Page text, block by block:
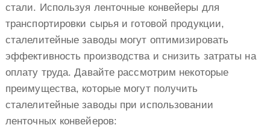
стали. Используя ленточные конвейеры для
транспортировки сырья и готовой продукции,
сталелитейные заводы могут оптимизировать
эффективность производства и снизить затраты на
оплату труда. Давайте рассмотрим некоторые
преимущества, которые могут получить
сталелитейные заводы при использовании
ленточных конвейеров: